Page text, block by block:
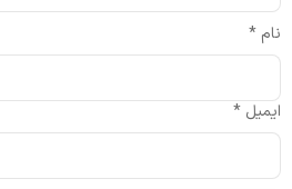
نام *
ایمیل *